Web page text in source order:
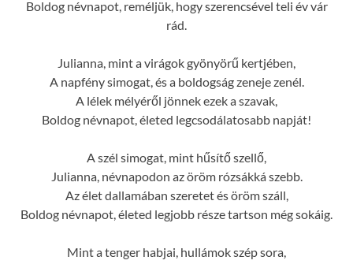
Boldog névnapot, reméljük, hogy szerencsével teli év vár
rád.
Julianna, mint a virágok gyönyörű kertjében,
A napfény simogat, és a boldogság zeneje zenél.
A lélek mélyéről jönnek ezek a szavak,
Boldog névnapot, életed legcsodálatosabb napját!
A szél simogat, mint hűsítő szellő,
Julianna, névnapodon az öröm rózsákká szebb.
Az élet dallamában szeretet és öröm száll,
Boldog névnapot, életed legjobb része tartson még sokáig.
Mint a tenger habjai, hullámok szép sora,